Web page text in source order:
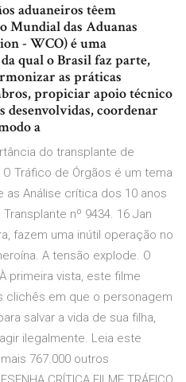
aduaneiros têem
Mundial das Aduanas
- WCO) é uma
qual o Brasil faz parte,
as práticas
propiciar apoio técnico
desenvolvidas, coordenar
a
do transplante de
Tráfico de Órgãos é um tema
Análise crítica dos 10 anos
nº 9434. 16 Jan
fazem uma inútil operação no
A tensão explode. O
primeira vista, este filme
clichês em que o personagem
salvar a vida de sua filha,
ilegalmente. Leia este
767.000 outros